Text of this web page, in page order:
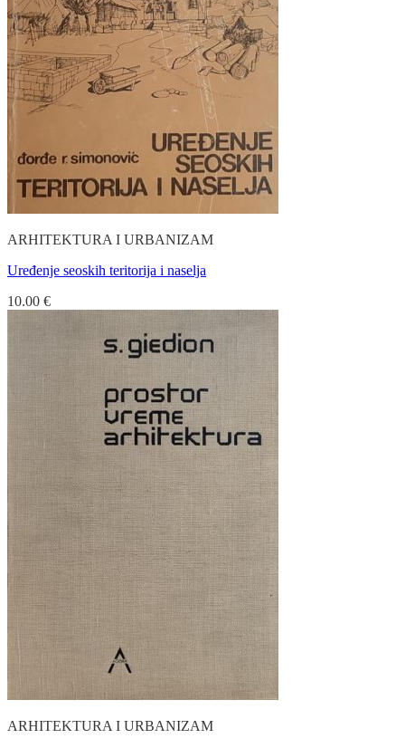
ARHITEKTURA I URBANIZAM
Uređenje seoskih teritorija i naselja
10.00 €
ARHITEKTURA I URBANIZAM